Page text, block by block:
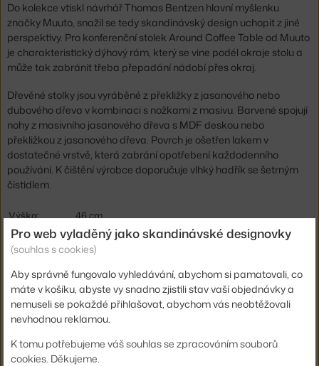
Do kolekce vtiskl návrhář Thomas Bentzen hlavní myšlenku
značky Muuto, snažil se tedy skandinávský design uchopit z jiné
perspektivy. Pro konferenční stolek Around Coffee Table od Muuto
je charakteristický dýhový rám, který se vine podél okraje stolu a
může tak zabránit třeba přepadání nádobí přes okraj.
Dřevěné stolky jsou vyráběné z překližky z jasanového nebo
dubového dřeva v kombinaci s nožkami z masivu. Barvené spojují
nohy z masivního jasanového dřeva s MDF deskou nebo
překližkou z jasanového dřeva. Povrch je ošetřen lakem v
dostatečné vrstvě, která zabrání opotřebení každodenního
používání. K čištění výrobce doporučuje vlhký hadřík se šetrným
čistidlem.
Výška:
46 cm
Průměr:
45 cm
Materiál:
překližka, jasanové dřevo
Podnož:
dřevo
Deska stolu:
dřevo
Pro web vyladěný jako skandinávské designovky
(souhlas s cookies)
Aby správně fungovalo vyhledávání, abychom si pamatovali, co
máte v košíku, abyste vy snadno zjistili stav vaší objednávky a
nemuseli se pokaždé přihlašovat, abychom vás neobtěžovali
nevhodnou reklamou.
K tomu potřebujeme váš souhlas se zpracováním souborů
cookies. Děkujeme.